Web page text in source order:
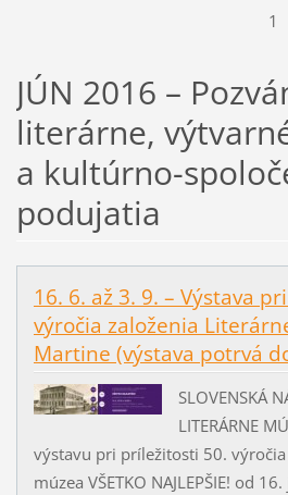
1
JÚN 2016 –
literárne,
a kultúrno-
podujatia
16. 6. až 3. 9. – Výstava
výročia založenia
Martine (výstava potrvá
SLOVENSKÁ
LITERÁRNE
výstavu pri príležitosti 50.
múzea VŠETKO NAJLEPŠIE! od